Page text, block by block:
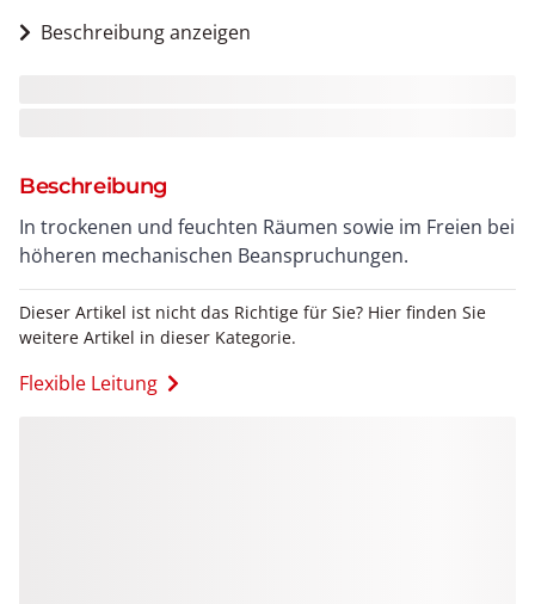
Beschreibung anzeigen
Beschreibung
In trockenen und feuchten Räumen sowie im Freien bei
höheren mechanischen Beanspruchungen.
Dieser Artikel ist nicht das Richtige für Sie? Hier finden Sie
weitere Artikel in dieser Kategorie.
Flexible Leitung